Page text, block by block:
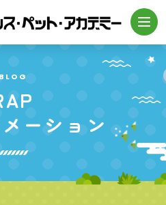
BLOG
ーション